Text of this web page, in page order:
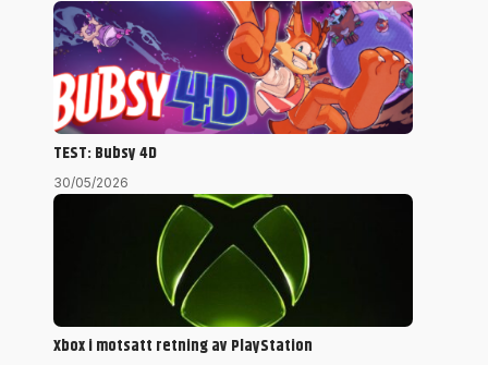
TEST: Bubsy 4D
30/05/2026
Xbox i motsatt retning av PlayStation